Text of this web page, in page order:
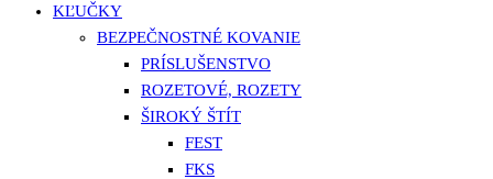
KĽUČKY
BEZPEČNOSTNÉ KOVANIE
PRÍSLUŠENSTVO
ROZETOVÉ, ROZETY
ŠIROKÝ ŠTÍT
FEST
FKS